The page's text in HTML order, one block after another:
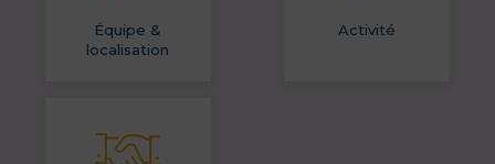
Équipe &
localisation
Activité